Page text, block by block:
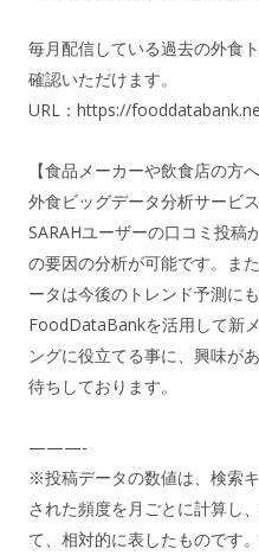
毎月配信している過去の外食
確認いただけます。
URL： https://
【食品メーカーや飲食店の方へ
外食ビッグデータ分析サービ
SARAHユーザーの口コミ投稿
の要因の分析が可能です。ま
ータは今後のトレンド予測に
FoodDataBankを活用して新
ングに役立てる事に、興味が
待ちしております。
———-
※投稿データの数値は、検索
された頻度を月ごとに計算し
て、相対的に表したものです